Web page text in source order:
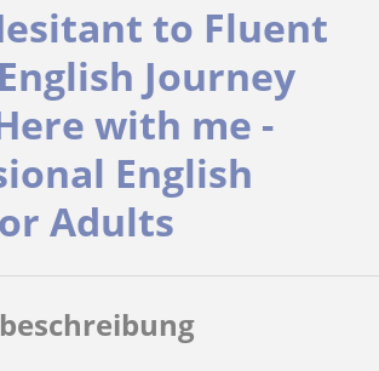
to Fluent
Journey
with me -
English
Adults